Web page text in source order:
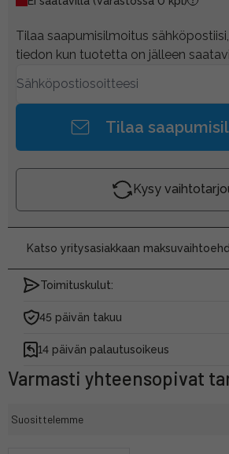
Tilaa saapumisilmoitus
tiedon kun tuotetta on jälleen
Tilaa
Kysy
Katso yritysasiakkaan
Toimituskulut:
45 päivän takuu
14 päivän palautusoikeus
Varmasti yhteensopivat